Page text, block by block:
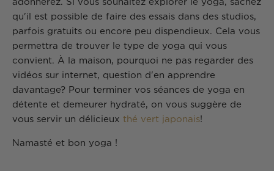
adonnerez. Si vous souhaitez explorer le yoga, sachez
qu'il est possible de faire des essais dans des studios,
parfois gratuits ou encore peu dispendieux. Cela vous
permettra de trouver le type de yoga qui vous
convient. À la maison, pourquoi ne pas regarder des
vidéos sur internet, question d'en apprendre
davantage? Pour terminer vos séances de yoga en
détente et demeurer hydraté, on vous suggère de
vous servir un délicieux thé vert japonais!
Namasté et bon yoga !